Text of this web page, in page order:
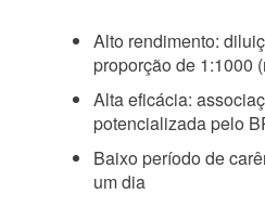
Alto rendimento:
proporção de 1:1000
Alta eficácia:
potencializada pelo
Baixo período de
um dia